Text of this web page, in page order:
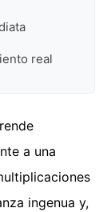
real
a una
ingenua y,